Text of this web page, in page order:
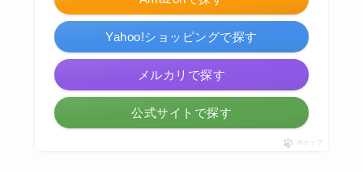
Yahoo!ショッピングで探す
メルカリで探す
公式サイトで探す
ポチップ